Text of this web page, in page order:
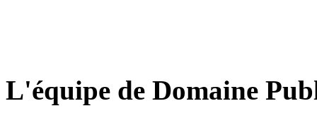
L'équipe de Domaine